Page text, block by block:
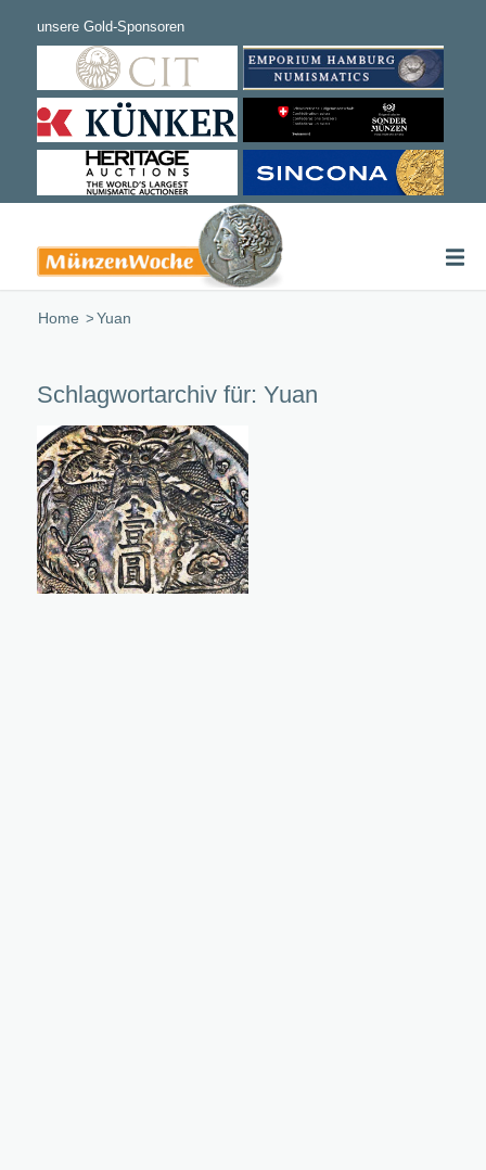
Home /Yuan
Schlagwortarchiv für: Yuan